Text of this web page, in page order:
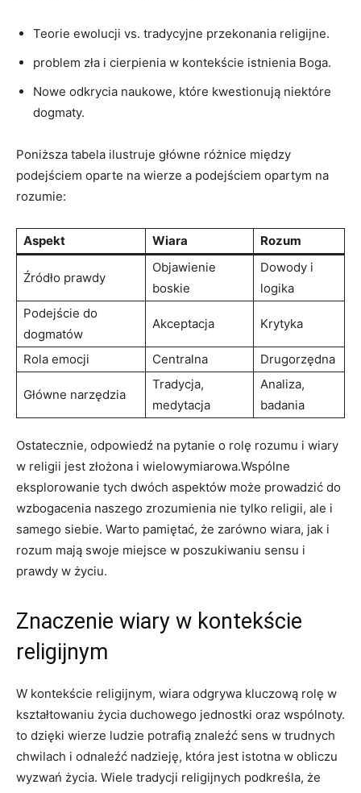
Teorie ewolucji ⁢vs. tradycyjne przekonania religijne.
problem ⁢zła i cierpienia w kontekście istnienia Boga.
Nowe odkrycia naukowe, które ‌kwestionują niektóre
dogmaty.
Poniższa tabela ilustruje główne różnice między
podejściem oparte na​ wierze a podejściem opartym ⁢na
⁣rozumie:
Aspekt Wiara Rozum
Źródło⁢ prawdy
Objawienie
boskie
Dowody⁤ i
logika
Podejście do ​
dogmatów
Akceptacja Krytyka
Rola emocji Centralna Drugorzędna
Główne narzędzia
Tradycja,
medytacja
Analiza,
badania
Ostatecznie, odpowiedź⁤ na⁣ pytanie o rolę rozumu i wiary
w religii jest złożona i wielowymiarowa.Wspólne
eksplorowanie​ tych dwóch aspektów może prowadzić do
wzbogacenia naszego zrozumienia nie tylko religii, ale i
samego ⁣siebie. Warto pamiętać,⁢ że zarówno wiara, jak i
rozum mają swoje miejsce w poszukiwaniu sensu i
prawdy w‌ życiu.
Znaczenie wiary w‍ kontekście
religijnym
W kontekście religijnym, ⁢wiara odgrywa kluczową ‌rolę w
⁤kształtowaniu życia duchowego jednostki oraz wspólnoty.
to dzięki wierze ‍ludzie potrafią znaleźć sens w⁢ trudnych
chwilach i odnaleźć nadzieję, która jest istotna w⁤ obliczu
wyzwań życia. Wiele tradycji religijnych‌ podkreśla, że